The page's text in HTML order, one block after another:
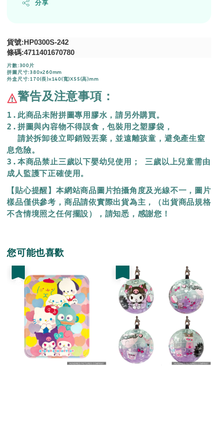
分享
貨號:HP0300S-242
條碼:4711401670780
片數:300片
拼圖尺寸:380x260mm
外盒尺寸:170(長)x140(寬)X55(高)mm
警告及注意事項：
1.此商品未附拼圖專用膠水，請另外購買。
2.拼圖與內容物不得誤食，包裝用之塑膠袋，
  請於拆卸後立即銷毀丟棄，
並遠離孩童，避免產生窒
息危險。
3.本商品禁止三歲以下嬰幼兒使用； 三歲以上兒童需由
成人監護下正確使用。
【貼心提醒】本網站商品圖片拍攝角度及光線不一，圖片
樣品僅供參考，商品請依實際出貨為主，（出貨商品規格
不含情境照之任何擺設），請知悉，感謝您！
您可能也喜歡